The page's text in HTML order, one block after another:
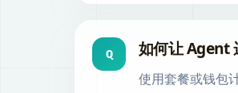
Q 如何让 Agent
使用套餐或钱包